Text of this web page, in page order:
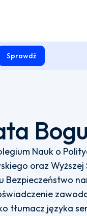
Sprawdź
Nauk o
oraz Wyższej
Bezpieczeństwo
tłumacz języka